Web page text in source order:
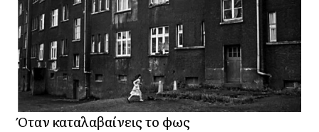
Όταν καταλαβαίνεις το φως